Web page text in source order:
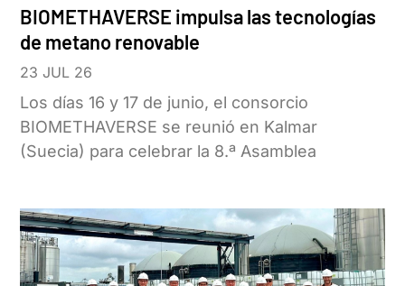
BIOMETHAVERSE impulsa las tecnologías
de metano renovable
23 JUL 26
Los días 16 y 17 de junio, el consorcio
BIOMETHAVERSE se reunió en Kalmar
(Suecia) para celebrar la 8.ª Asamblea